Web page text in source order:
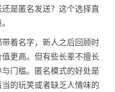
是匿名发送？这个选择直
着名字，新人之后回顾时
更高。但有些长辈不擅长
门槛。匿名模式的好处是
的玩笑或者缺乏人情味的